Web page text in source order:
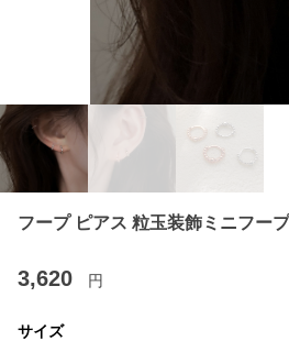
フープ ピアス 粒玉装飾ミニフー
3,620 円
サイズ